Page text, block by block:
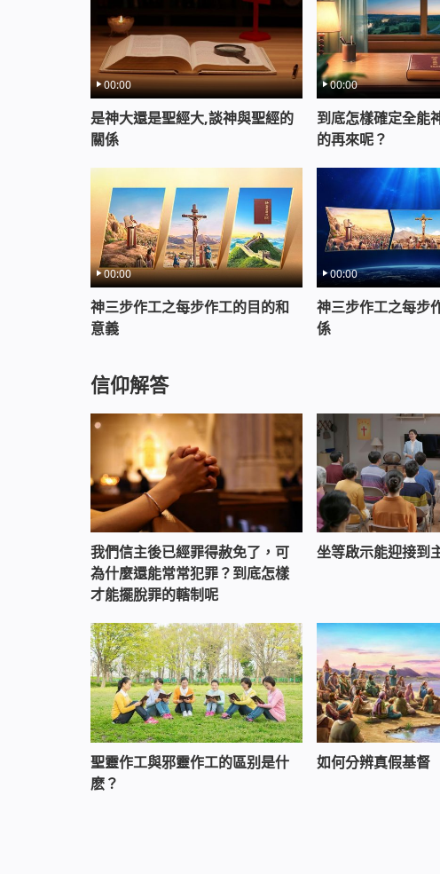
未來失去信心 年少人不該沒有辨明事理、尋求正義
應該得著一切正面事物的實際 而且對個人的人生要
年少之人對自己今天選中的真理之道應該有毅
該沒有真理 也不該對虛偽與不義包藏 而是應該站住
奉獻、拼搏的精神 年少人不該沒有辨明事理、尋求
屈服於黑暗勢力的壓制 有改變自身的生存的意義的
白而且饒恕弟兄姊妹的精神
年少人不該沒有辨明事理、尋求正義與真理的
一切正面事物的實際 而且對個人的人生要負責任 不
親愛的弟兄姊妹，看了本篇內容您有什麼看
00:00
是神大還是聖經大,談神與聖經的
關係
00:00
到底怎樣確定全能
的再來呢？
00:00
神三步作工之每步作工的目的和
意義
00:00
神三步作工之每步
係
信仰解答
我們信主後已經罪得赦免了，可
為什麼還能常常犯罪？到底怎樣
才能擺脫罪的轄制呢
坐等啟示能迎接到
聖靈作工與邪靈作工的區别是什
麽？
如何分辨真假基督